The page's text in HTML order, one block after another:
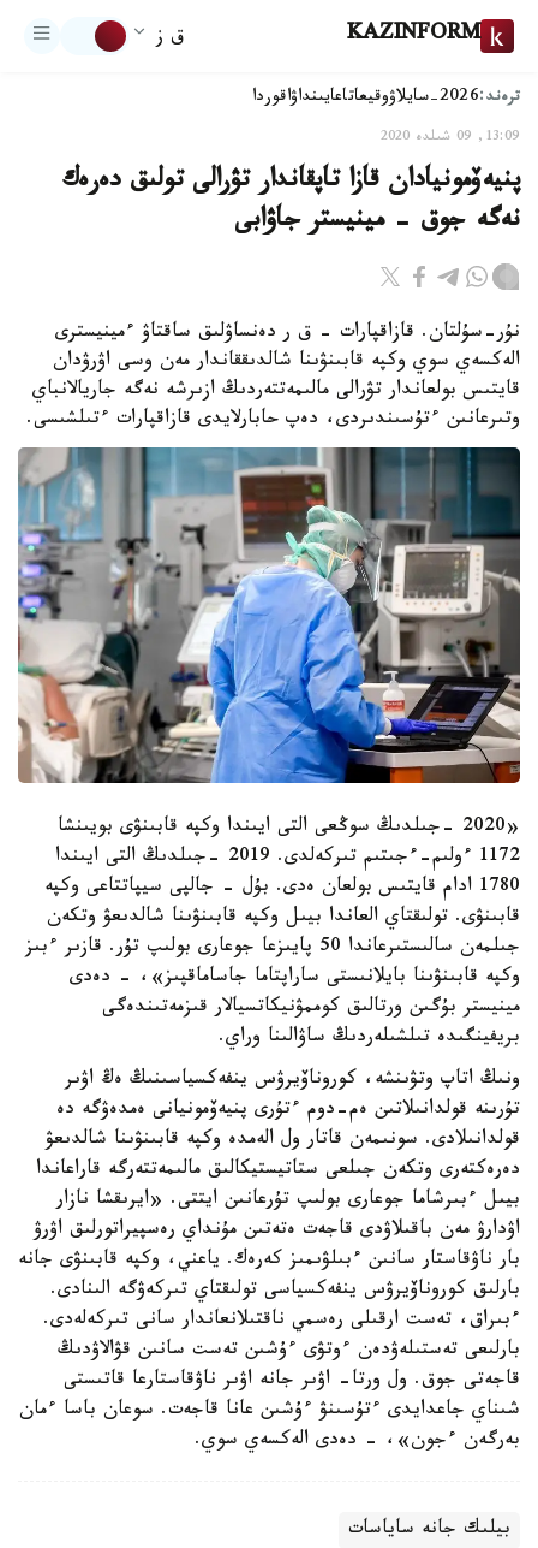
KAZINFORM ق ز
ترەند:2026-سايلاۋ وقيعاتاعايىنداۋاقوردا
13:09, 09 شىلدە 2020
پنيەۆمونيادان قازا تاپقاندار تۋرالى تولىق دەرەك
نەگە جوق - مينيستر جاۋابى
نۇر-سۇلتان. قازاقپارات – ق ر دەنساۋلىق ساقتاۋ ءمينيسترى
الەكسەي سوي وكپە قابىنۋىنا شالدىققاندار مەن وسى اۋرۋدان
قايتىس بولعاندار تۋرالى مالىمەتتەردىڭ ازىرشە نەگە جاريالانباي
وتىرعانىن ءتۇسىندىردى، دەپ حابارلايدى قازاقپارات ءتىلشىسى.
«2020 -جىلدىڭ سوڭعى التى ايىندا وكپە قابىنۋى بويىنشا
1172 ءولىم-ءجىتىم تىركەلدى. 2019 -جىلدىڭ التى ايىندا
1780 ادام قايتىس بولعان ەدى. بۇل - جالپى سيپاتتاعى وكپە
قابىنۋى. تولىقتاي العاندا بيىل وكپە قابىنۋىنا شالدىعۋ وتكەن
جىلمەن سالىستىرعاندا 50 پايىزعا جوعارى بولىپ تۇر. قازىر ءبىز
وكپە قابىنۋىنا بايلانىستى ساراپتاما جاساماقپىز»، - دەدى
مينيستر بۇگىن ورتالىق كوممۋنيكاتسيالار قىزمەتىندەگى
بريفينگىدە تىلشىلەردىڭ ساۋالىنا وراي.
ونىڭ اتاپ وتۋىنشە، كوروناۆيرۋس ينفەكسياسىنىڭ ەڭ اۋىر
تۇرىنە قولدانىلاتىن ەم-دوم ءتۇرى پنيەۆمونيانى ەمدەۋگە دە
قولدانىلادى. سونىمەن قاتار ول الەمدە وكپە قابىنۋىنا شالدىعۋ
دەرەكتەرى وتكەن جىلعى ستاتيستيكالىق مالىمەتتەرگە قاراعاندا
بيىل ءبىرشاما جوعارى بولىپ تۇرعانىن ايتتى. «ايرىقشا نازار
اۋدارۋ مەن باقىلاۋدى قاجەت ەتەتىن مۇنداي رەسپيراتورلىق اۋرۋ
بار ناۋقاستار سانىن ءبىلۋىمىز كەرەك. ياعني، وكپە قابىنۋى جانە
بارلىق كوروناۆيرۋس ينفەكسياسى تولىقتاي تىركەۋگە الىنادى.
ءبىراق، تەست ارقىلى رەسمي ناقتىلانعاندار سانى تىركەلەدى.
بارلىعى تەستىلەۋدەن ءوتۋى ءۇشىن تەست سانىن قۋالاۋدىڭ
قاجەتى جوق. ول ورتا- اۋىر جانە اۋىر ناۋقاستارعا قاتىستى
شىناي جاعدايدى ءتۇسىنۋ ءۇشىن عانا قاجەت. سوعان باسا ءمان
بەرگەن ءجون»، - دەدى الەكسەي سوي.
بيلىك جانە ساياسات